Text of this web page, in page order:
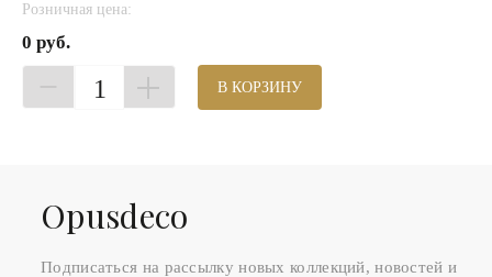
Розничная цена:
0 руб.
1 В КОРЗИНУ
Оpusdeco
Подписаться на рассылку новых коллекций, новостей и